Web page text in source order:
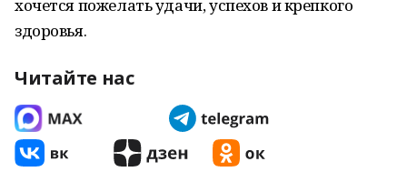
хочется пожелать удачи, успехов и крепкого
здоровья.
Читайте нас